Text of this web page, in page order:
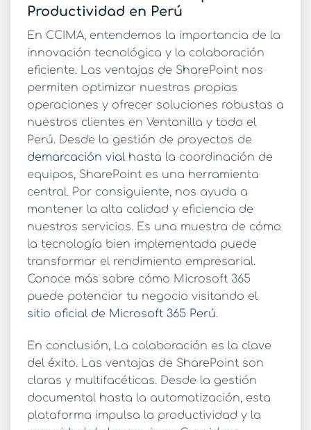
Productividad en Perú
En CCIMA, entendemos la importancia de la
innovación tecnológica y la colaboración
eficiente. Las ventajas de SharePoint nos
permiten optimizar nuestras propias
operaciones y ofrecer soluciones robustas a
nuestros clientes en Ventanilla y todo el
Perú. Desde la gestión de proyectos de
demarcación vial hasta la coordinación de
equipos, SharePoint es una herramienta
central. Por consiguiente, nos ayuda a
mantener la alta calidad y eficiencia de
nuestros servicios. Es una muestra de cómo
la tecnología bien implementada puede
transformar el rendimiento empresarial.
Conoce más sobre cómo Microsoft 365
puede potenciar tu negocio visitando el
sitio oficial de Microsoft 365 Perú.
En conclusión, La colaboración es la clave
del éxito. Las ventajas de SharePoint son
claras y multifacéticas. Desde la gestión
documental hasta la automatización, esta
plataforma impulsa la productividad y la